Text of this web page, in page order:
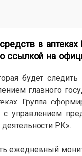
в
ссылкой на
будет
главного
Группа
с управлением
РК».
ежедневный